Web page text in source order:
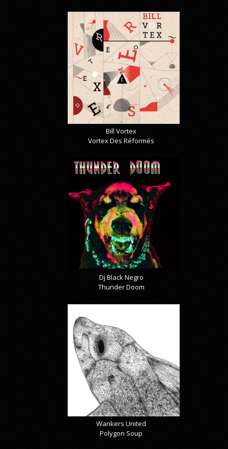
Bill Vortex
Vortex Des Réformés
Dj Black Negro
Thunder Doom
Wankers United
Polygon Soup